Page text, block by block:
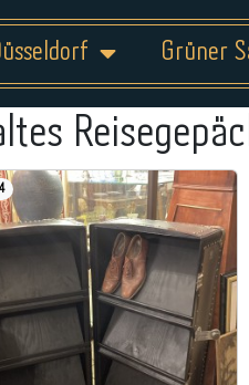
Grüner